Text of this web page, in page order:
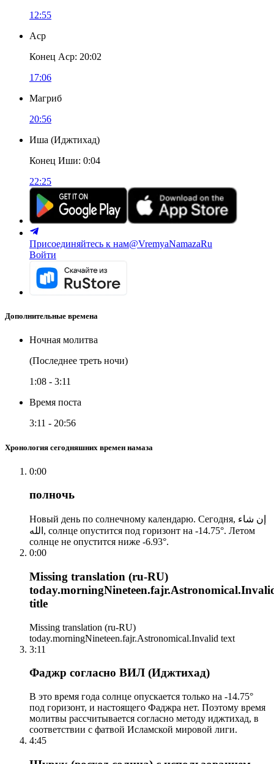
12:55
Аср
Конец Аср: 20:02
17:06
Магриб
20:56
Иша (Иджтихад)
Конец Иши: 0:04
22:25
Присоединяйтесь к нам@VremyaNamazaRu
Войти
Дополнительные времена
Ночная молитва
(Последнее треть ночи)
1:08 - 3:11
Время поста
3:11 - 20:56
Хронология сегодняшних времен намаза
0:00
полночь
Новый день по солнечному календарю. Сегодня, إن شاء
الله, солнце опустится под горизонт на -14.75°. Летом
солнце не опустится ниже -6.93°.
0:00
Missing translation (ru-RU)
title
Missing translation (ru-RU)
today.morningNineteen.fajr.Astronomical.Invalid text
3:11
Фаджр согласно ВИЛ (Иджтихад)
В это время года солнце опускается только на -14.75°
под горизонт, и настоящего Фаджра нет. Поэтому время
молитвы рассчитывается согласно методу иджтихад, в
соответствии с фатвой Исламской мировой лиги.
4:45